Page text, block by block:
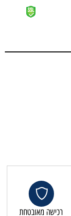
רכישה מאובטחת